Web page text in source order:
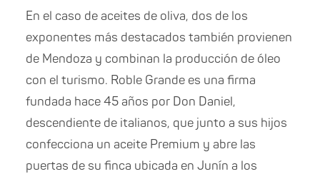
En el caso de aceites de oliva, dos de los
exponentes más destacados también provienen
de Mendoza y combinan la producción de óleo
con el turismo. Roble Grande es una firma
fundada hace 45 años por Don Daniel,
descendiente de italianos, que junto a sus hijos
confecciona un aceite Premium y abre las
puertas de su finca ubicada en Junín a los